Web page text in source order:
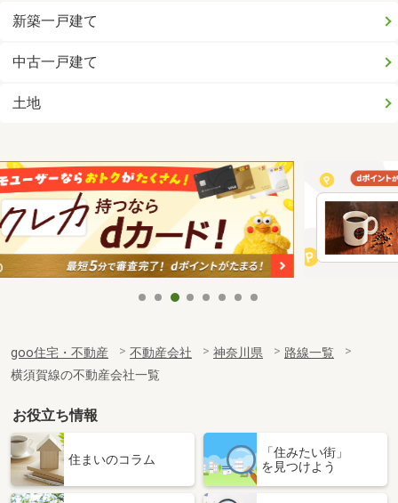
新築一戸建て
中古一戸建て
土地
goo住宅・不動産 不動産会社 神奈川県
路線一覧
横須賀線の不動産会社一覧
お役立ち情報
住まいのコラム
「住みたい街」
を見つけよう